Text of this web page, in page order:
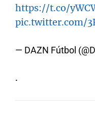
https://t.co/
pic.twitter.com/
— DAZN Fútbol
.